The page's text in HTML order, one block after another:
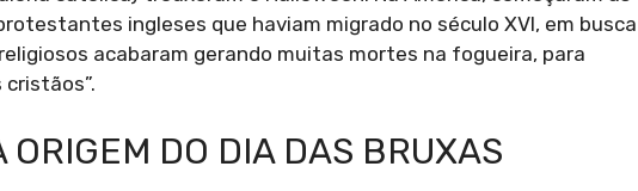
ingleses que haviam migrado no século XVI, em busca
acabaram gerando muitas mortes na fogueira, para
ORIGEM DO DIA DAS BRUXAS